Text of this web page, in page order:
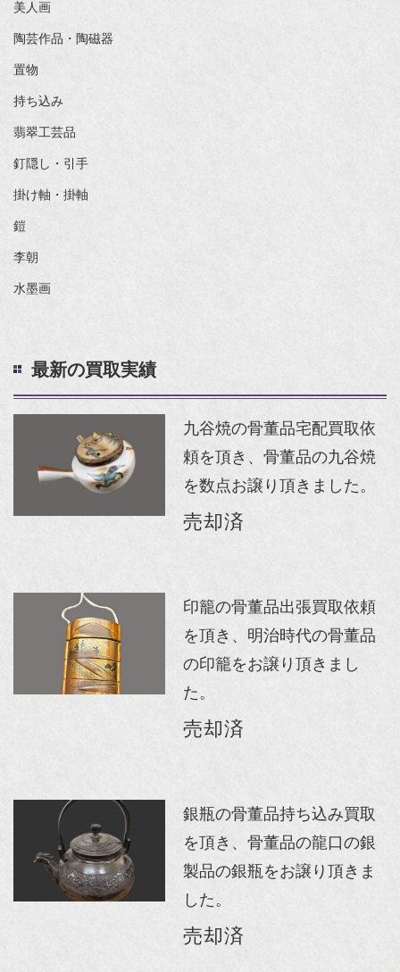
美人画
陶芸作品・陶磁器
置物
持ち込み
翡翠工芸品
釘隠し・引手
掛け軸・掛軸
鎧
李朝
水墨画
最新の買取実績
九谷焼の骨董品宅配買取依
頼を頂き、骨董品の九谷焼
を数点お譲り頂きました。
売却済
印籠の骨董品出張買取依頼
を頂き、明治時代の骨董品
の印籠をお譲り頂きまし
た。
売却済
銀瓶の骨董品持ち込み買取
を頂き、骨董品の龍口の銀
製品の銀瓶をお譲り頂きま
した。
売却済